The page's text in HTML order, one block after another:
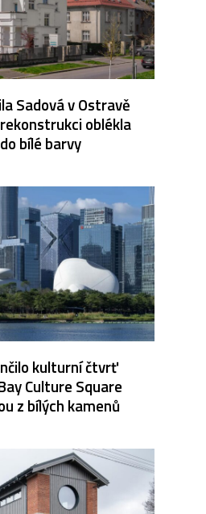
Sadová v Ostravě
oblékla
bílé barvy
kulturní čtvrť
Culture Square
z bílých kamenů